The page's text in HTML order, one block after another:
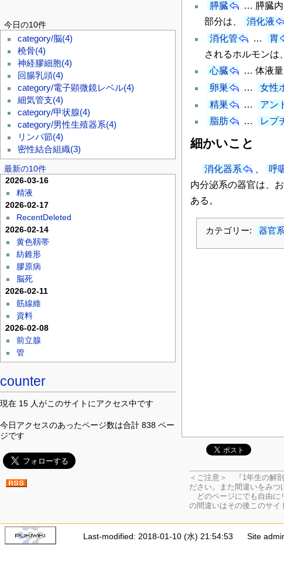
膵臓
… 膵臓内
部分は、
消化液
消化管
… 胃
されるホルモンは
心臓
… 体液量
卵巣
… 女性
精巣
… アン
脂肪
… レプ
細かいこと
消化器系 呼
内分泌系の器官は、
ある。
カテゴリー: 器官系
＜ご注意＞ 『1年生の解
ださい。
また間違いをみつ
どのページにでも自由に
の間違いはその後このサイ
今日の10件
category/脳(4)
橈骨(4)
神経膠細胞(4)
回腸乳頭(4)
category/電子顕微鏡レベル(4)
細気管支(4)
category/甲状腺(4)
category/男性生殖器系(4)
リンパ節(4)
密性結合組織(3)
最新の10件
2026-03-16
精液
2026-02-17
RecentDeleted
2026-02-14
黄色靱帯
紡錐形
膠原病
脳死
2026-02-11
筋線維
資料
2026-02-08
前立腺
管
counter
現在 15 人がこのサイトにアクセス中です
今日アクセスのあったページ数は合計 838 ペー
ジです
Last-modified: 2018-01-10 (水) 21:54:53 Site